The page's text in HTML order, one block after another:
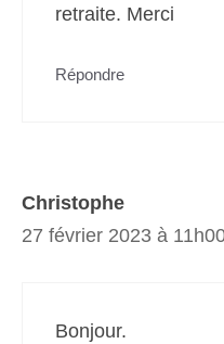
retraite. Merci
Répondre
Christophe
27 février 2023 à
Bonjour.